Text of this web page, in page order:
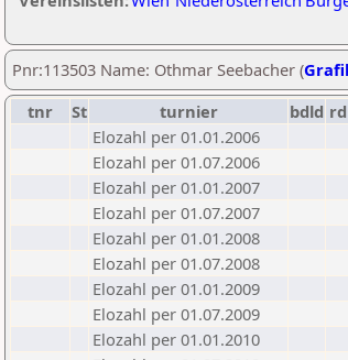
Pnr:113503 Name: Othmar Seebacher (
tnr
St turnier bdld rd
Elozahl per 01.01.2006
Elozahl per 01.07.2006
Elozahl per 01.01.2007
Elozahl per 01.07.2007
Elozahl per 01.01.2008
Elozahl per 01.07.2008
Elozahl per 01.01.2009
Elozahl per 01.07.2009
Elozahl per 01.01.2010